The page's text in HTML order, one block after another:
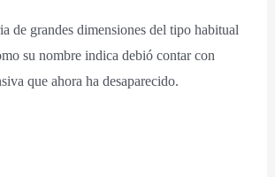
de grandes dimensiones del tipo habitual
su nombre indica debió contar con
que ahora ha desaparecido.